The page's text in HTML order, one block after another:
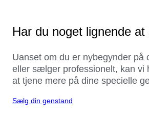
Har du noget lignende
Uanset om du er nybegynder på
eller sælger professionelt, kan vi
at tjene mere på dine specielle
Sælg din genstand